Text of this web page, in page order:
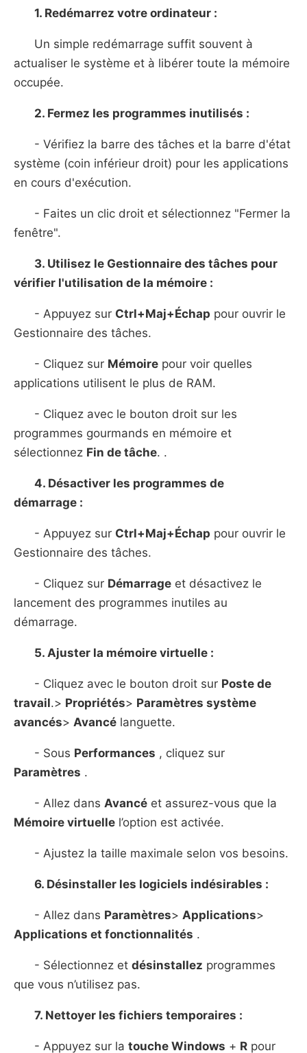
1. Redémarrez votre ordinateur :
Un simple redémarrage suffit souvent à
actualiser le système et à libérer toute la mémoire
occupée.
2. Fermez les programmes inutilisés :
- Vérifiez la barre des tâches et la barre d'état
système (coin inférieur droit) pour les applications
en cours d'exécution.
- Faites un clic droit et sélectionnez "Fermer la
fenêtre".
3. Utilisez le Gestionnaire des tâches pour
vérifier l'utilisation de la mémoire :
- Appuyez sur Ctrl+Maj+Échap pour ouvrir le
Gestionnaire des tâches.
- Cliquez sur Mémoire pour voir quelles
applications utilisent le plus de RAM.
- Cliquez avec le bouton droit sur les
programmes gourmands en mémoire et
sélectionnez Fin de tâche. .
4. Désactiver les programmes de
démarrage :
- Appuyez sur Ctrl+Maj+Échap pour ouvrir le
Gestionnaire des tâches.
- Cliquez sur Démarrage et désactivez le
lancement des programmes inutiles au
démarrage.
5. Ajuster la mémoire virtuelle :
- Cliquez avec le bouton droit sur Poste de
travail.> Propriétés> Paramètres système
avancés> Avancé languette.
- Sous Performances , cliquez sur
Paramètres .
- Allez dans Avancé et assurez-vous que la
Mémoire virtuelle l’option est activée.
- Ajustez la taille maximale selon vos besoins.
6. Désinstaller les logiciels indésirables :
- Allez dans Paramètres> Applications>
Applications et fonctionnalités .
- Sélectionnez et désinstallez programmes
que vous n’utilisez pas.
7. Nettoyer les fichiers temporaires :
- Appuyez sur la touche Windows + R pour